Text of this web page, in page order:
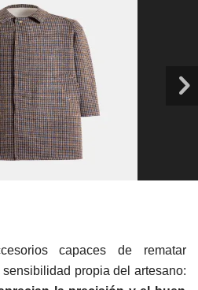
capaces de rematar
propia del artesano: